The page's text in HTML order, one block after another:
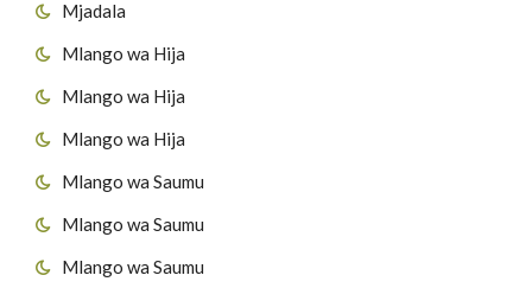
Mjadala
Mlango wa Hija
Mlango wa Hija
Mlango wa Hija
Mlango wa Saumu
Mlango wa Saumu
Mlango wa Saumu